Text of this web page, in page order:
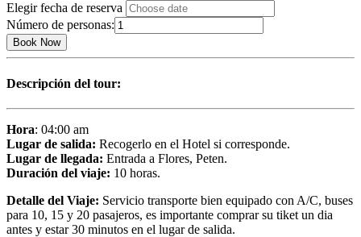
Elegir fecha de reserva
Antigua
Guatemala
a
o
cantidad
Número de personas:
Book Now
Descripción del tour:
Hora: 04:00 am
Lugar de salida: Recogerlo en el Hotel si corresponde.
Lugar de llegada: Entrada a Flores, Peten.
Duración del viaje: 10 horas.
Detalle del Viaje: Servicio transporte bien equipado con A/C, buses
para 10, 15 y 20 pasajeros, es importante comprar su tiket un dia
antes y estar 30 minutos en el lugar de salida.